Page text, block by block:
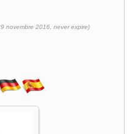
novembre 2016, never expire)